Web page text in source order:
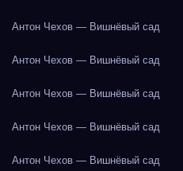
Антон Чехов — Вишнёвый сад
Антон Чехов — Вишнёвый сад
Антон Чехов — Вишнёвый сад
Антон Чехов — Вишнёвый сад
Антон Чехов — Вишнёвый сад